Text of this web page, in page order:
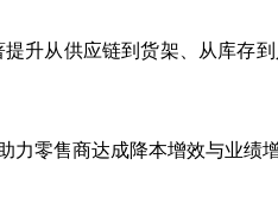
升从供应链到货架、从库存
零售商达成降本增效与业绩增